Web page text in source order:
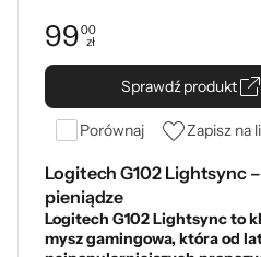
Cena: 99,00 zł
9900
zł
Sprawdź produkt
Porównaj Zapisz na
Logitech G102 Lightsync
pieniądze
Logitech G102 Lightsync to
mysz gamingowa, która od